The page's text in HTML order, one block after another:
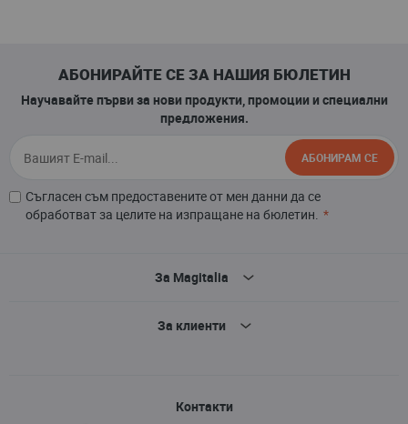
АБОНИРАЙТЕ СЕ ЗА НАШИЯ БЮЛЕТИН
Научавайте първи за нови продукти, промоции и специални
предложения.
Съгласен съм предоставените от мен данни да се
обработват за целите на изпращане на бюлетин.
АБОНИРАМ СЕ
За Magitalia
За клиенти
Контакти